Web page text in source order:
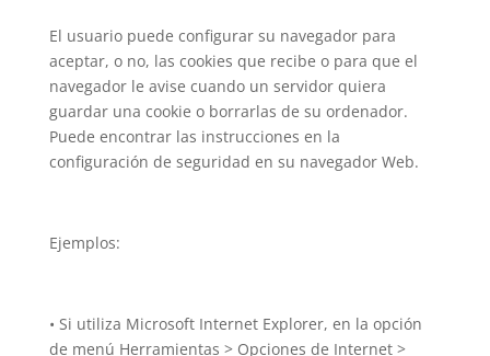
El usuario puede configurar su navegador para
aceptar, o no, las cookies que recibe o para que el
navegador le avise cuando un servidor quiera
guardar una cookie o borrarlas de su ordenador.
Puede encontrar las instrucciones en la
configuración de seguridad en su navegador Web.
Ejemplos:
• Si utiliza Microsoft Internet Explorer, en la opción
de menú Herramientas > Opciones de Internet >